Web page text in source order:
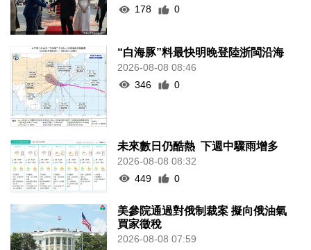
178
0
“白海豚”料最快明晚登陸浙閩沿海
2026-08-08 08:46
346
0
未來數日仍酷熱 下週中驟雨增多
2026-08-08 08:32
449
0
美參院通過對俄制裁案 擬向俄油氣
買家徵稅
2026-08-08 07:59